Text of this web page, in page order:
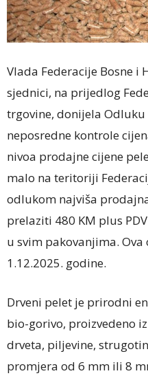
Vlada Federacije Bosne i
sjednici, na prijedlog
trgovine, donijela
neposredne kontrole
nivoa prodajne cijene
malo na teritoriji
odlukom najviša
prelaziti 480 KM plus
u svim pakovanjima.
1.12.2025. godine.
Drveni pelet je prirodni
bio-gorivo, proizvedeno
drveta, piljevine,
promjera od 6 mm ili 8